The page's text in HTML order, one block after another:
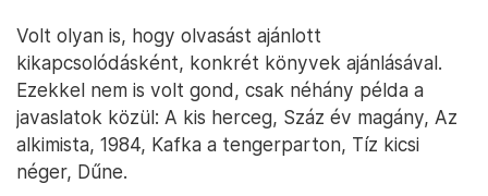
Volt olyan is, hogy olvasást ajánlott
kikapcsolódásként, konkrét könyvek ajánlásával.
Ezekkel nem is volt gond, csak néhány példa a
javaslatok közül: A kis herceg, Száz év magány, Az
alkimista, 1984, Kafka a tengerparton, Tíz kicsi
néger, Dűne.